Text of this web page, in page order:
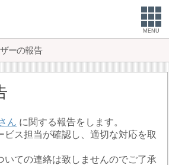
MENU
ーの報告
に関する報告をします。
ビス担当が確認し、適切な対応を取
いての連絡は致しませんのでご了承